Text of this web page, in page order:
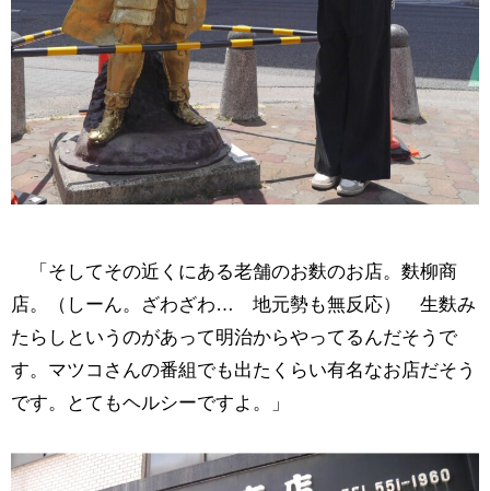
「そしてその近くにある老舗のお麩のお店。麩柳商
店。（しーん。ざわざわ… 地元勢も無反応） 生麩み
たらしというのがあって明治からやってるんだそうで
す。マツコさんの番組でも出たくらい有名なお店だそう
です。とてもヘルシーですよ。」